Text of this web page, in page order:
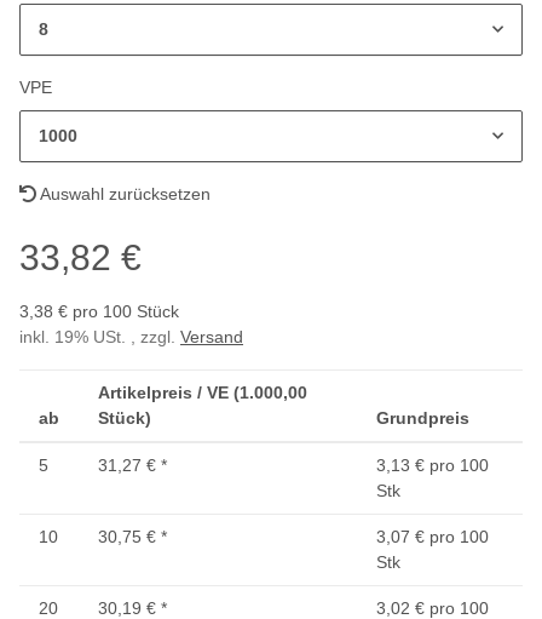
8
VPE
1000
Auswahl zurücksetzen
33,82 €
3,38 € pro 100 Stück
inkl. 19% USt. , zzgl. Versand
ab
Artikelpreis / VE (1.000,00
Stück)
Grundpreis
5 31,27 € *
3,13 € pro 100
Stk
10 30,75 € *
3,07 € pro 100
Stk
20 30,19 € *
3,02 € pro 100